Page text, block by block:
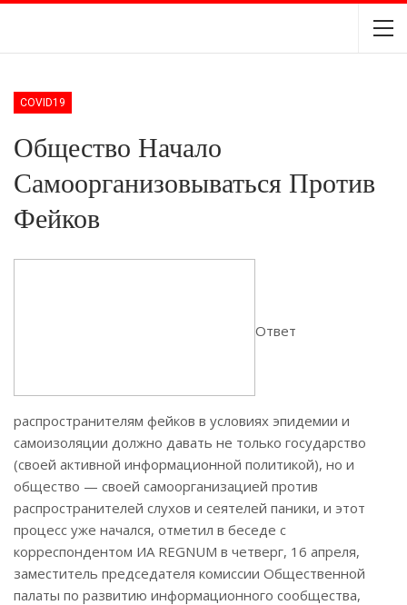
COVID19
Общество Начало
Самоорганизовываться Против
Фейков
Ответ
распространителям фейков в условиях эпидемии и
самоизоляции должно давать не только государство
(своей активной информационной политикой), но и
общество — своей самоорганизацией против
распространителей слухов и сеятелей паники, и этот
процесс уже начался, отметил в беседе с
корреспондентом ИА REGNUM в четверг, 16 апреля,
заместитель председателя комиссии Общественной
палаты по развитию информационного сообщества,